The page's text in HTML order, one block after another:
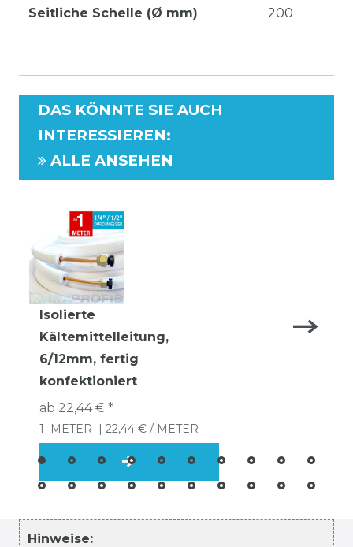
Seitliche Schelle (Ø mm) 200
DAS KÖNNTE SIE AUCH
INTERESSIEREN:
ALLE ANSEHEN
Isolierte
Kältemittelleitung,
6/12mm, fertig
konfektioniert
ab 22,44 € *
1 METER | 22,44 € / METER
Hinweise: